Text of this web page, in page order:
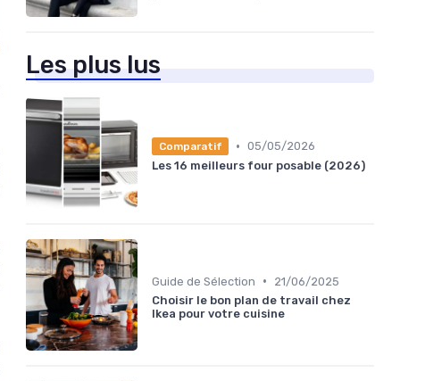
Les plus lus
Comparatif • 05/05/2026
Les 16 meilleurs four posable (2026)
Guide de Sélection •
21/06/2025
Choisir le bon plan de travail chez
Ikea pour votre cuisine